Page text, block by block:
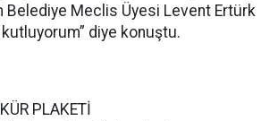
Belediye Meclis Üyesi Levent Ertürk
kutluyorum” diye konuştu.
PLAKETİ